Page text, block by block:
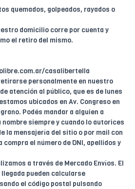
quemados, golpeados, rayados o
domicilio corre por cuenta y
el retiro del mismo.
casalibertella
personalmente en nuestro
atención al público, que es de lunes
ubicados en Av. Congreso en
Podés mandar a alguien a
siempre y cuando lo autorices
la mensajería del sitio o por mail con
compra el número de DNI, apellidos y
a través de Mercado Envíos. El
pueden calcularse
el código postal pulsando